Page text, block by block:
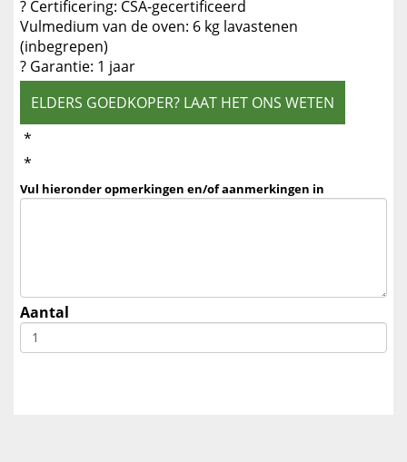
? Certificering: CSA-gecertificeerd
Vulmedium van de oven: 6 kg lavastenen
(inbegrepen)
? Garantie: 1 jaar
ELDERS GOEDKOPER? LAAT HET ONS WETEN
*
*
Vul hieronder opmerkingen en/of aanmerkingen in
Aantal